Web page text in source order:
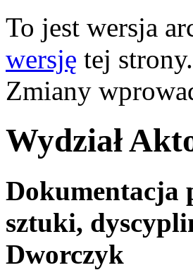
To jest wersja
wersję tej strony.
Zmiany
Wydział
Dokumentacja
sztuki,
Dworczyk